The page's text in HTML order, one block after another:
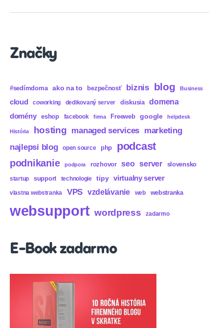
Značky
#sedímdoma ako na to bezpečnosť biznis blog Business
cloud coworking dedikovaný server diskusia domena
domény eshop facebook firma Freeweb google helpdesk
História hosting managed services marketing
najlepsi blog open source php podcast
podnikanie podpora rozhovor seo server slovensko
startup support technologie tipy virtualny server
vlastna webstranka VPS vzdelávanie web webstranka
websupport wordpress zadarmo
E-Book zadarmo